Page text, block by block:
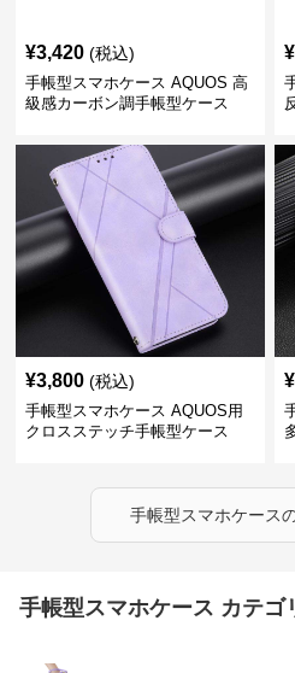
¥3,420 (税込)
手帳型スマホケース AQUOS 高
級感カーボン調手帳型ケース
¥
¥3,800 (税込)
手帳型スマホケース AQUOS用
クロスステッチ手帳型ケース
¥
手帳型スマホケース
手帳型スマホケース カテゴ